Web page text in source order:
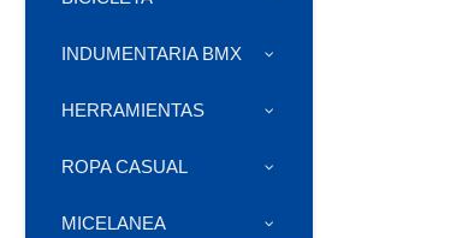
INDUMENTARIA BMX
HERRAMIENTAS
ROPA CASUAL
MICELANEA